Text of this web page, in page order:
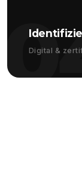
Digital &